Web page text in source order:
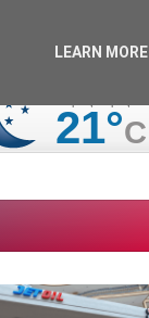
LEARN MORE